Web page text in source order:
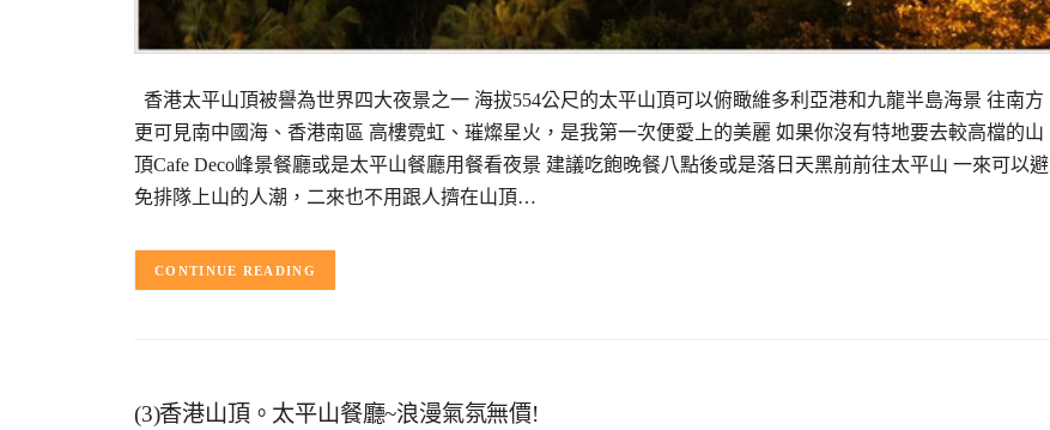
香港太平山頂被譽為世界四大夜景之一 海拔554公尺的太平山頂可以俯瞰維多利亞港和九龍半島海景 往南方
更可見南中國海、香港南區 高樓霓虹、璀燦星火，是我第一次便愛上的美麗 如果你沒有特地要去較高檔的山
頂Cafe Deco峰景餐廳或是太平山餐廳用餐看夜景 建議吃飽晚餐八點後或是落日天黑前前往太平山 一來可以避
免排隊上山的人潮，二來也不用跟人擠在山頂…
CONTINUE READING
(3)香港山頂。太平山餐廳~浪漫氣氛無價!